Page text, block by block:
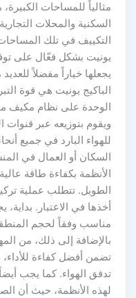
مثالياً للمساحات
السكنية والمحلات
التكييف في تلك
يونيت بشكل فعّال على
يجعلها خياراً مفضلاً
الباكيج يونيت هي قوة
الوحدة على نظام مكيف
ويقوم بتوزيعه عبر قنوات
للهواء البارد في جميع
السكان أو العمال في
الأنظمة بكفاءة طاقة
الطويل. تتطلب عملية
أخذها في الاعتبار.
مناسب وفقاً لحجم المنطقة
بالإضافة إلى ذلك، من
تضمن أفضل كفاءة للأداء،
تدفق الهواء. كما يجب أيضاً
لهذه الأنظمة، حيث أن